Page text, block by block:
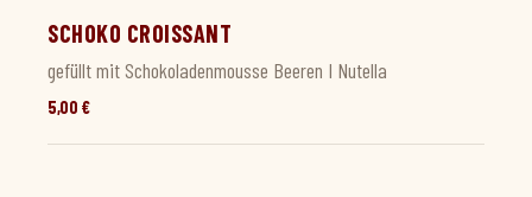
SCHOKO CROISSANT
gefüllt mit Schokoladenmousse Beeren I Nutella
5,00 €